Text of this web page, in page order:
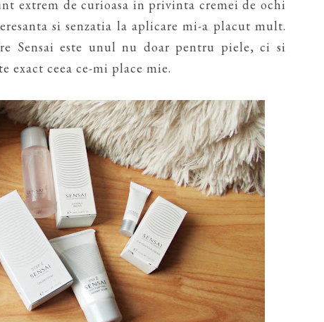
extrem de curioasa in privinta cremei de ochi
si senzatia la aplicare mi-a placut mult.
Sensai este unul nu doar pentru piele, ci si
exact ceea ce-mi place mie.